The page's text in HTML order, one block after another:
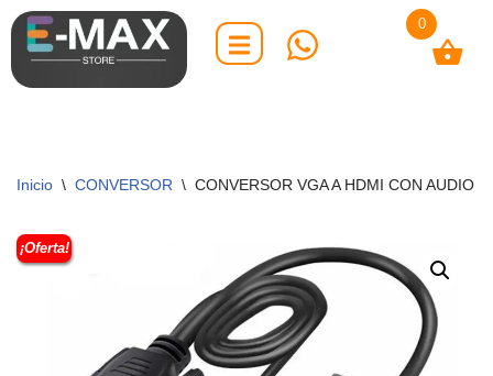
Saltar
al
Inicio \ CONVERSOR \ CONVERSOR VGA A HDMI CON AUDIO Y
¡Oferta!
0